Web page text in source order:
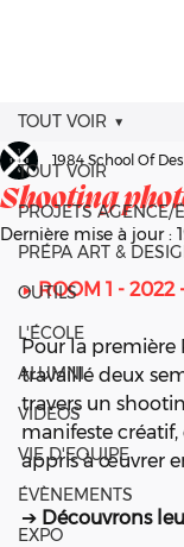
TOUT VOIR
PROJETS AGENCE/
PRÉPA ART &
OUTILS
L'ÉCOLE
ALUMNI
VIDÉOS
VIE D'EQUIPE
ÉVÈNEMENTS
EXPO
TOUT VOIR
Shooting
1984 School Of
Dernière mise à jour :
▶ ROOM 1 - 2022
Pour la première
travaillé deux
travers un
manifeste
appris à œuvrer
➔ Découvrons